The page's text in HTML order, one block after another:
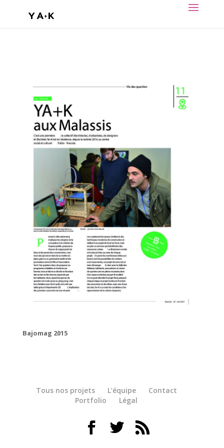
Bajomag 2015
Tous nos projets L’équipe
Contact
Portfolio
Légal